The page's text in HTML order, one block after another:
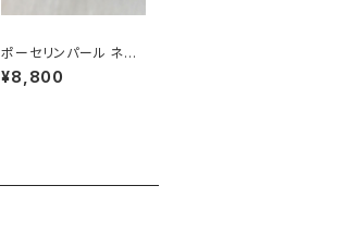
ポーセリンパール ネッ
クレス
¥8,800